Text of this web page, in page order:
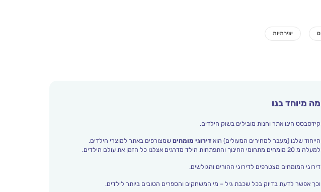
מה מיוחד בנו
קידסבסט הינו אתר וחנות מובילים בשוק הילדים.
הייחוד שלנו (מעבר למחירים המעולים) הוא דירוגי מומחיםשמצורפים באתר למוצרי הילדים.
למעלה מ 20 מומחים מתחומי החינוך והתפתחות הילד מדרגים אצלנו כל הזמן את עולם הילדים.
דירוגי המומחים מצטרפים לדירוגי ההורים והגולשים.
וכך אפשר לדעת בדיוק בכל שכבת גיל – מי המשחקים והספרים הטובים ביותר לילדים.